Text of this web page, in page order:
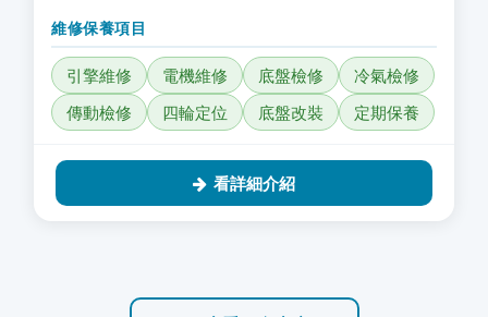
維修保養項目
引擎維修 電機維修 底盤檢修
冷氣檢修
傳動檢修
四輪定位 底盤改裝 定期保養
看詳細介紹